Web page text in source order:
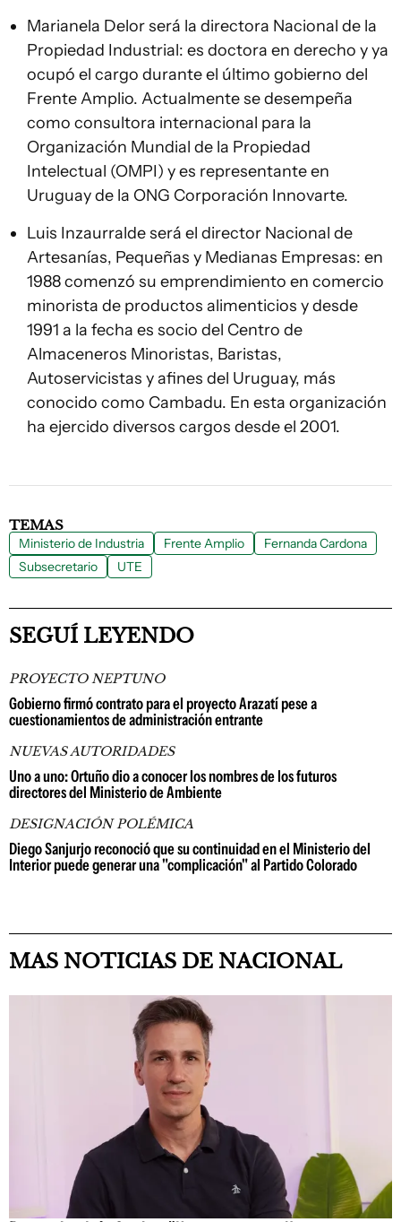
Marianela Delor será la directora Nacional de la
Propiedad Industrial: es doctora en derecho y ya
ocupó el cargo durante el último gobierno del
Frente Amplio. Actualmente se desempeña
como consultora internacional para la
Organización Mundial de la Propiedad
Intelectual (OMPI) y es representante en
Uruguay de la ONG Corporación Innovarte.
Luis Inzaurralde será el director Nacional de
Artesanías, Pequeñas y Medianas Empresas: en
1988 comenzó su emprendimiento en comercio
minorista de productos alimenticios y desde
1991 a la fecha es socio del Centro de
Almaceneros Minoristas, Baristas,
Autoservicistas y afines del Uruguay, más
conocido como Cambadu. En esta organización
ha ejercido diversos cargos desde el 2001.
TEMAS
Ministerio de Industria Frente Amplio
Fernanda Cardona
Subsecretario
UTE
SEGUÍ LEYENDO
PROYECTO NEPTUNO
Gobierno firmó contrato para el proyecto Arazatí pese a
cuestionamientos de administración entrante
NUEVAS AUTORIDADES
Uno a uno: Ortuño dio a conocer los nombres de los futuros
directores del Ministerio de Ambiente
DESIGNACIÓN POLÉMICA
Diego Sanjurjo reconoció que su continuidad en el Ministerio del
Interior puede generar una "complicación" al Partido Colorado
MAS NOTICIAS DE NACIONAL